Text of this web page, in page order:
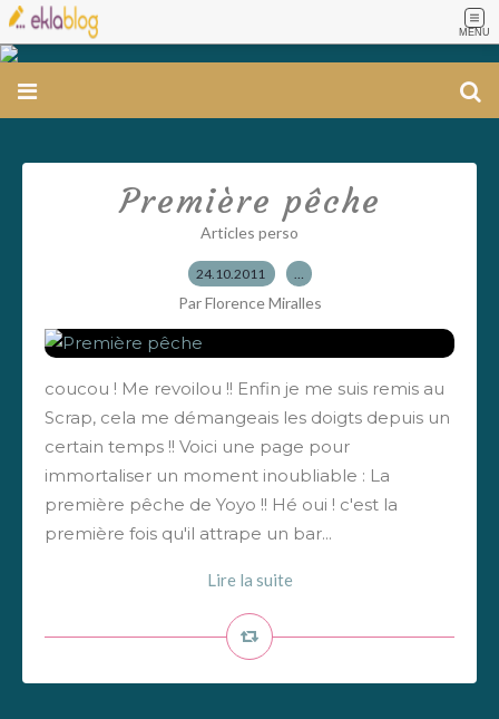
MENU
Première pêche
Articles perso
24.10.2011 …
Par Florence Miralles
coucou ! Me revoilou !! Enfin je me suis remis au
Scrap, cela me démangeais les doigts depuis un
certain temps !! Voici une page pour
immortaliser un moment inoubliable : La
première pêche de Yoyo !! Hé oui ! c'est la
première fois qu'il attrape un bar...
Lire la suite